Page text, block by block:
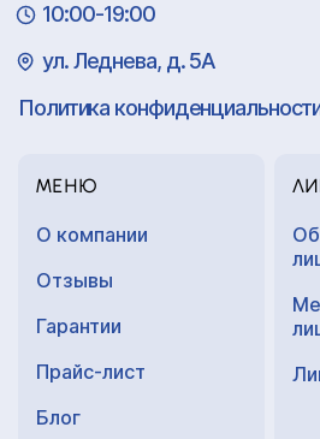
10:00-19:00
ул. Леднева, д. 5А
Политика
МЕНЮ
О компании
Отзывы
Гарантии
Прайс-лист
Блог